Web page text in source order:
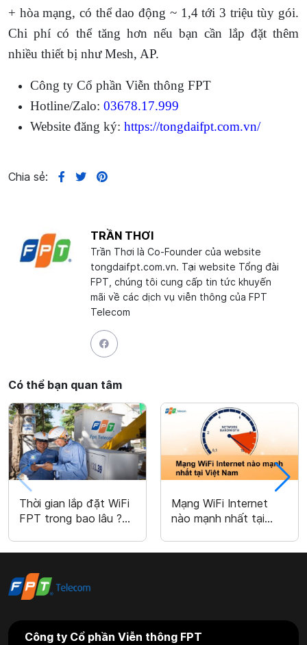
+ hòa mạng, có thể dao động ~ 1,4 tới 3 triệu tùy gói.
Chi phí có thể tăng hơn nếu bạn cần lắp đặt thêm
nhiều thiết bị như Mesh, AP.
Công ty Cổ phần Viễn thông FPT
Hotline/Zalo: 03678.17.999
Website đăng ký: https://tongdaifpt.com.vn/
Chia sẻ:
TRẦN THƠI
Trần Thơi là Co-Founder của website
tongdaifpt.com.vn. Tại website Tổng đài
FPT, chúng tôi cung cấp tin tức khuyến
mãi về các dịch vụ viễn thông của FPT
Telecom
Có thể bạn quan tâm
Thời gian lắp đặt WiFi
FPT trong bao lâu ?
Mạng WiFi Internet
nào mạnh nhất tại
Công ty Cổ phần Viễn thông FPT